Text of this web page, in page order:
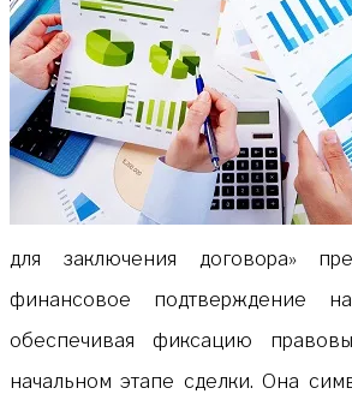
для заключения договора»
финансовое подтверждение
обеспечивая фиксацию
начальном этапе сделки. Она